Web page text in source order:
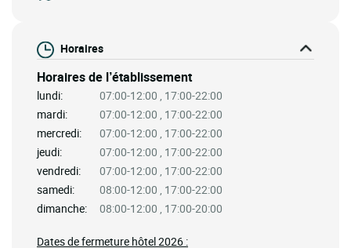
Horaires
Horaires de l’établissement
lundi:
07:00-12:00 , 17:00-22:00
mardi:
07:00-12:00 , 17:00-22:00
mercredi:
07:00-12:00 , 17:00-22:00
jeudi:
07:00-12:00 , 17:00-22:00
vendredi:
07:00-12:00 , 17:00-22:00
samedi:
08:00-12:00 , 17:00-22:00
dimanche:
08:00-12:00 , 17:00-20:00
Dates de fermeture hôtel 2026 :